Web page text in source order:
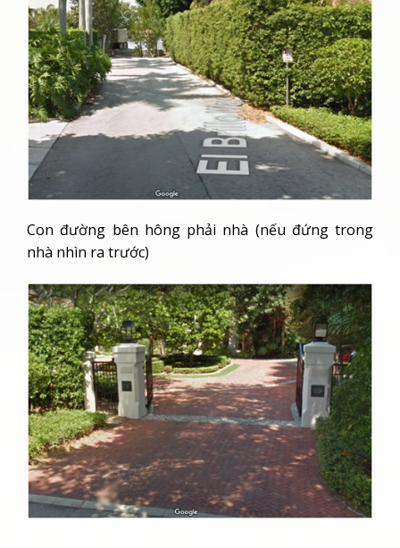
Con đường bên hông phải nhà (nếu đứng trong
nhà nhìn ra trước)